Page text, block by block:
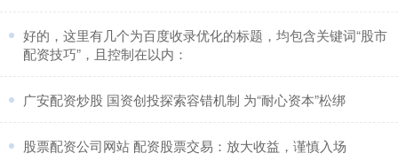
​好的，这里有几个为百度收录优化的标题，均包含关键词“股市
配资技巧”，且控制在以内：
​广安配资炒股 国资创投探索容错机制 为“耐心资本”松绑
​股票配资公司网站 配资股票交易：放大收益，谨慎入场